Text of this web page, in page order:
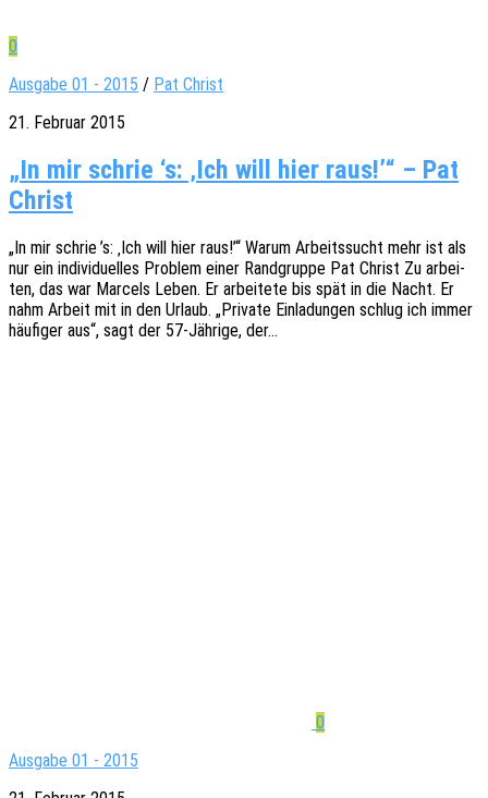
0
Ausgabe 01 - 2015 / Pat Christ
21. Februar 2015
„In mir schrie ‘s: ‚Ich will hier raus!’“ – Pat
Christ
„In mir schrie ’s: ‚Ich will hier raus!’“ Warum Arbeits­sucht mehr ist als
nur ein indi­vi­du­el­les Problem einer Rand­grup­pe Pat Christ Zu arbei­
ten, das war Marcels Leben. Er arbei­te­te bis spät in die Nacht. Er
nahm Arbeit mit in den Urlaub. „Priva­te Einla­dun­gen schlug ich immer
häufi­ger aus“, sagt der 57-Jähri­­ge, der…
0
Ausgabe 01 - 2015